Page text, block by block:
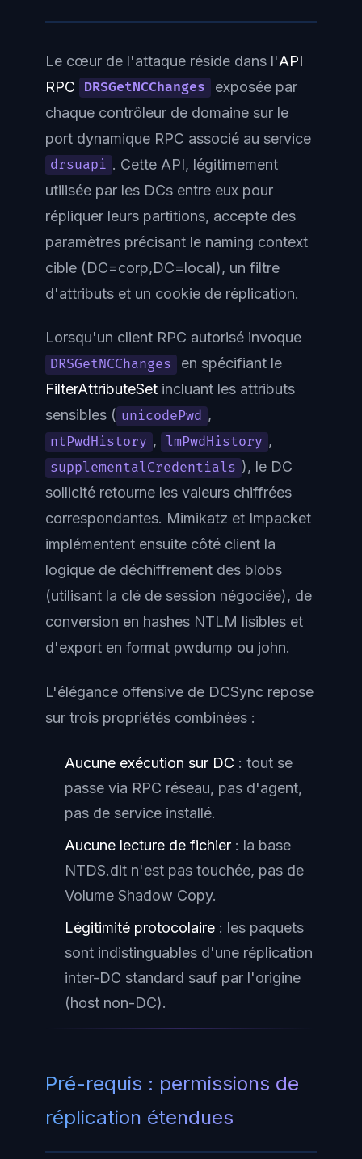
Le cœur de l'attaque réside dans l'API
RPC
DRSGetNCChanges
exposée par
chaque contrôleur de domaine sur le
port dynamique RPC associé au service
drsuapi . Cette API, légitimement
utilisée par les DCs entre eux pour
répliquer leurs partitions, accepte des
paramètres précisant le naming context
cible (DC=corp,DC=local), un filtre
d'attributs et un cookie de réplication.
Lorsqu'un client RPC autorisé invoque
DRSGetNCChanges
en spécifiant le
FilterAttributeSet incluant les attributs
sensibles ( unicodePwd ,
ntPwdHistory , lmPwdHistory ,
supplementalCredentials ), le DC
sollicité retourne les valeurs chiffrées
correspondantes. Mimikatz et Impacket
implémentent ensuite côté client la
logique de déchiffrement des blobs
(utilisant la clé de session négociée), de
conversion en hashes NTLM lisibles et
d'export en format pwdump ou john.
L'élégance offensive de DCSync repose
sur trois propriétés combinées :
Aucune exécution sur DC : tout se
passe via RPC réseau, pas d'agent,
pas de service installé.
Aucune lecture de fichier : la base
NTDS.dit n'est pas touchée, pas de
Volume Shadow Copy.
Légitimité protocolaire : les paquets
sont indistinguables d'une réplication
inter-DC standard sauf par l'origine
(host non-DC).
Pré-requis : permissions de
réplication étendues